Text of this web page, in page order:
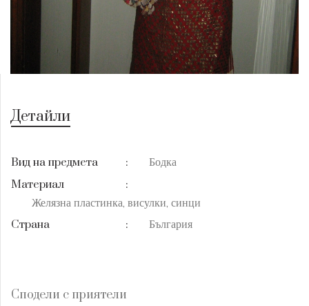
Детайли
Вид на предмета :
Бодка
Материал
:
Желязна пластинка, висулки, синци
Страна
: България
Сподели с приятели